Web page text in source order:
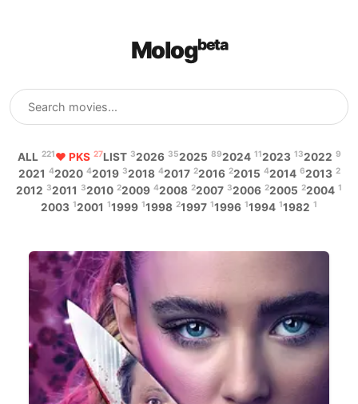
Mologᵇᵉᵗᵃ
ALL 221♥ PKS 27LIST 32026 352025 892024 112023 132022 9
2021 42020 42019 32018 42017 22016 22015 42014 62013 2
2012 32011 32010 22009 42008 22007 32006 22005 22004 1
2003 12001 11999 11998 21997 11996 11994 11982 1